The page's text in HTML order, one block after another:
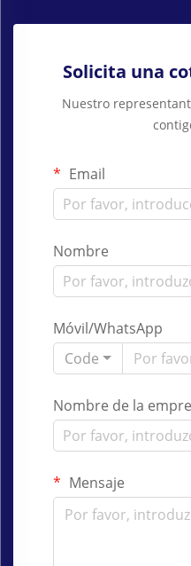
Solicita una
Nuestro
Email
Nombre
Móvil/WhatsApp
Code
Nombre de la
Mensaje